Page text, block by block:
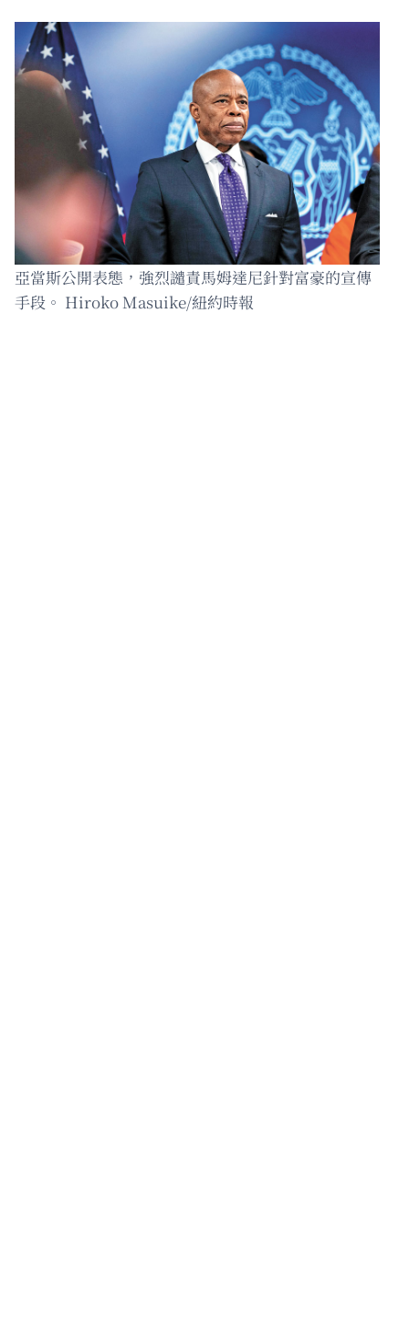
亞當斯公開表態，強烈譴責馬姆達尼針對富豪的宣傳
手段。 Hiroko Masuike/紐約時報